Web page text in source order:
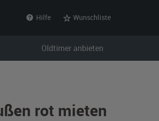
Hilfe Wunschliste
Oldtimer anbieten
rot mieten